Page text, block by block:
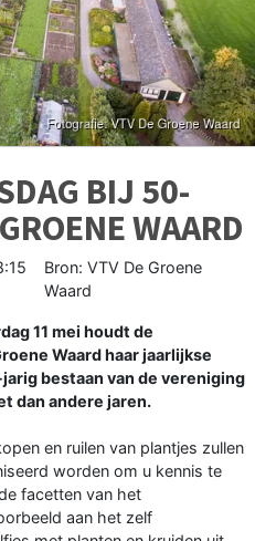
BIJ 50-
WAARD
Bron: VTV De Groene
Waard
11 mei houdt de
Waard haar jaarlijkse
bestaan van de vereniging
dan andere jaren.
en ruilen van plantjes zullen
worden om u kennis te
facetten van het
aan het zelf